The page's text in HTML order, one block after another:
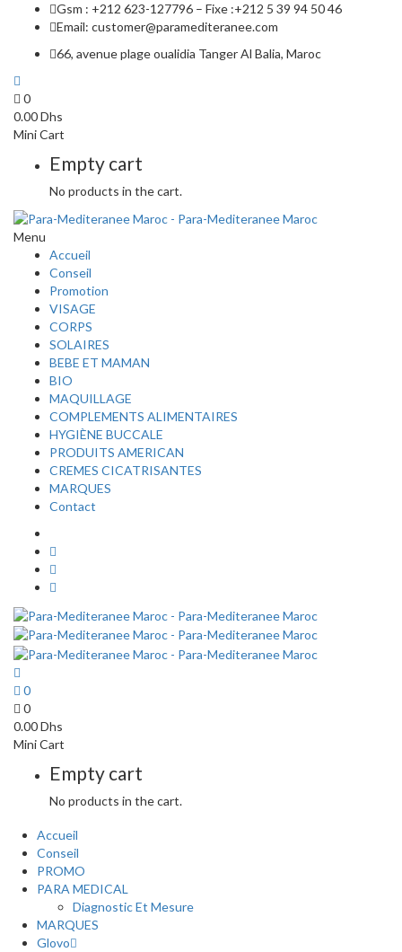
Gsm : +212 623-127796 – Fixe :+212 5 39 94 50 46
Email: customer@paramediteranee.com
66, avenue plage oualidia Tanger Al Balia, Maroc
0
0.00Dhs
Mini Cart
Empty cart
No products in the cart.
Menu
Accueil
Conseil
Promotion
VISAGE
CORPS
SOLAIRES
BEBE ET MAMAN
BIO
MAQUILLAGE
COMPLEMENTS ALIMENTAIRES
HYGIÈNE BUCCALE
PRODUITS AMERICAN
CREMES CICATRISANTES
MARQUES
Contact
0
0
0.00Dhs
Mini Cart
Empty cart
No products in the cart.
Accueil
Conseil
PROMO
PARA MEDICAL
Diagnostic Et Mesure
MARQUES
Glovo